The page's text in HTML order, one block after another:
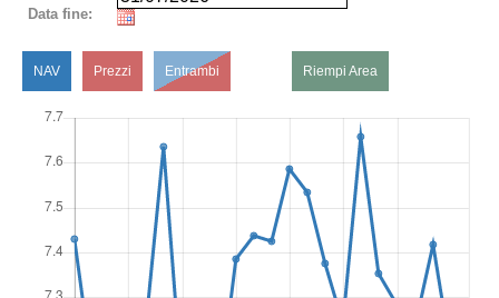
Data fine:
NAV Prezzi Entrambi Riempi Area